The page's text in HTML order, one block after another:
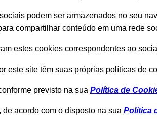
podem ser armazenados no seu
compartilhar conteúdo em uma rede
estes cookies correspondentes ao social
este site têm suas próprias políticas de
previsto na sua Política de
acordo com o disposto na sua Política